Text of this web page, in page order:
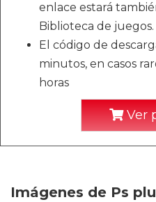
enlace estará
Biblioteca de juegos.
El código de
minutos, en casos
horas
Ver
Imágenes de Ps